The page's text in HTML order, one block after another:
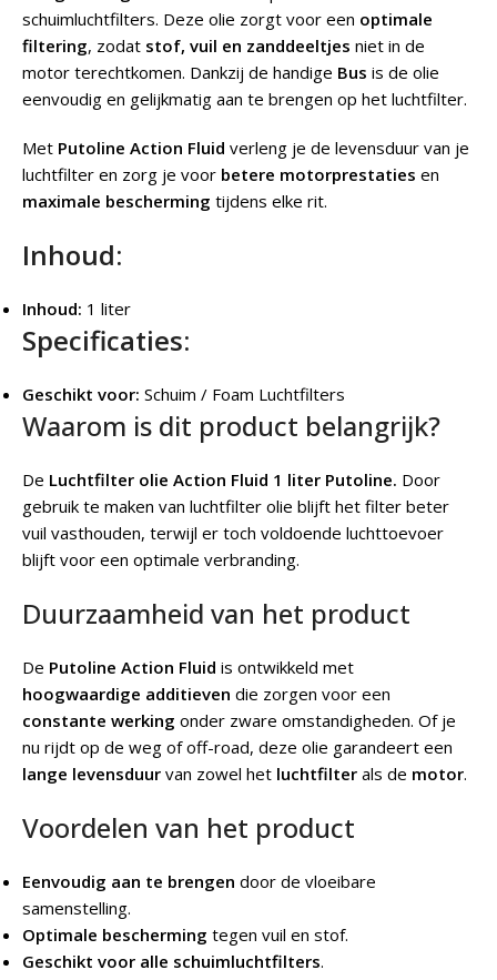
schuimluchtfilters. Deze olie zorgt voor een optimale
filtering, zodat stof, vuil en zanddeeltjes niet in de
motor terechtkomen. Dankzij de handige Bus is de olie
eenvoudig en gelijkmatig aan te brengen op het luchtfilter.
Met Putoline Action Fluid verleng je de levensduur van je
luchtfilter en zorg je voor betere motorprestaties en
maximale bescherming tijdens elke rit.
Inhoud:
Inhoud: 1 liter
Specificaties:
Geschikt voor: Schuim / Foam Luchtfilters
Waarom is dit product belangrijk?
De Luchtfilter olie Action Fluid 1 liter Putoline. Door
gebruik te maken van luchtfilter olie blijft het filter beter
vuil vasthouden, terwijl er toch voldoende luchttoevoer
blijft voor een optimale verbranding.
Duurzaamheid van het product
De Putoline Action Fluid is ontwikkeld met
hoogwaardige additieven die zorgen voor een
constante werking onder zware omstandigheden. Of je
nu rijdt op de weg of off-road, deze olie garandeert een
lange levensduur van zowel het luchtfilter als de motor.
Voordelen van het product
Eenvoudig aan te brengen door de vloeibare
samenstelling.
Optimale bescherming tegen vuil en stof.
Geschikt voor alle schuimluchtfilters.